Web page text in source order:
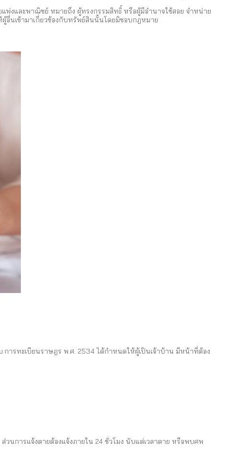
งและพาณิชย์ หมายถึง ผู้ทรงกรรมสิทธิ์ หรือผู้มีอำนาจใช้สอย จำหน่าย
อื่นเข้ามาเกี่ยวข้องกับทรัพย์สินนั้นโดยมิชอบกฎหมาย
การทะเบียนราษฎร พ.ศ. 2534 ได้กำหนดให้ผู้เป็นเจ้าบ้าน มีหน้าที่ต้อง
วนการแจ้งตายต้องแจ้งภายใน 24 ชั่วโมง นับแต่เวลาตาย หรือพบศพ